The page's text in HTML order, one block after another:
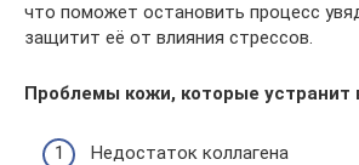
что поможет остановить процесс
защитит её от влияния стрессов.
Проблемы кожи, которые устранит
Недостаток коллагена